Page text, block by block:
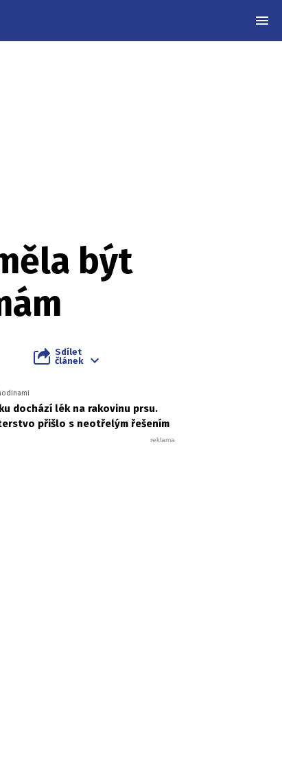
být
Sdílet
článek
dochází lék na rakovinu prsu.
přišlo s neotřelým řešením